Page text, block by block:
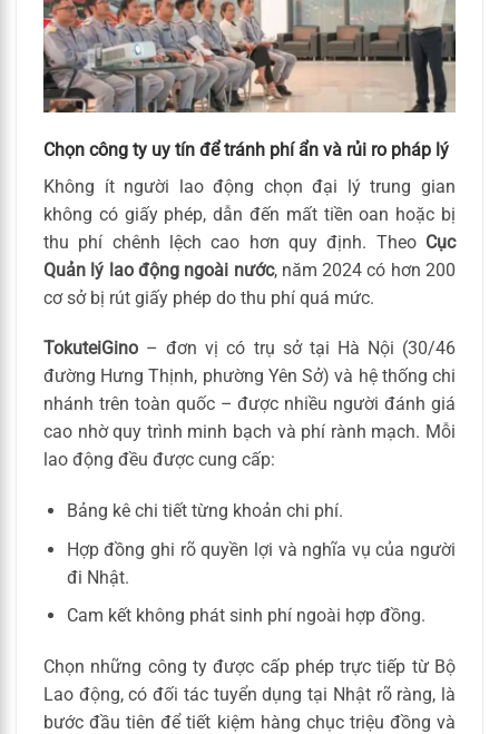
Chọn công ty uy tín để tránh phí ẩn và rủi ro pháp lý
Không ít người lao động chọn đại lý trung gian
không có giấy phép, dẫn đến mất tiền oan hoặc bị
thu phí chênh lệch cao hơn quy định. Theo Cục
Quản lý lao động ngoài nước, năm 2024 có hơn 200
cơ sở bị rút giấy phép do thu phí quá mức.
TokuteiGino – đơn vị có trụ sở tại Hà Nội (30/46
đường Hưng Thịnh, phường Yên Sở) và hệ thống chi
nhánh trên toàn quốc – được nhiều người đánh giá
cao nhờ quy trình minh bạch và phí rành mạch. Mỗi
lao động đều được cung cấp:
Bảng kê chi tiết từng khoản chi phí.
Hợp đồng ghi rõ quyền lợi và nghĩa vụ của người
đi Nhật.
Cam kết không phát sinh phí ngoài hợp đồng.
Chọn những công ty được cấp phép trực tiếp từ Bộ
Lao động, có đối tác tuyển dụng tại Nhật rõ ràng, là
bước đầu tiên để tiết kiệm hàng chục triệu đồng và